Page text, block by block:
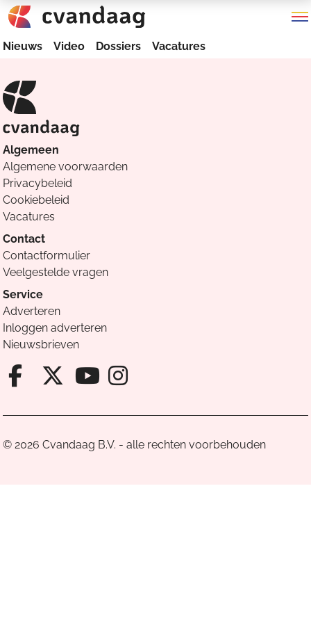
Nieuws Video Dossiers Vacatures
Algemeen
Algemene voorwaarden
Privacybeleid
Cookiebeleid
Vacatures
Contact
Contactformulier
Veelgestelde vragen
Service
Adverteren
Inloggen adverteren
Nieuwsbrieven
Facebook van Cvandaag
X van Cvandaag
Instagram van
© 2026 Cvandaag B.V. - alle rechten voorbehouden